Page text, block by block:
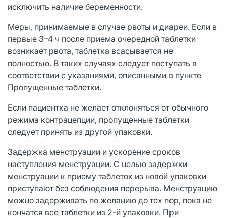
исключить наличие беременности.
Меры, принимаемые в случае рвоты и диареи. Если в
первые 3–4 ч после приема очередной таблетки
возникает рвота, таблетка всасывается не
полностью. В таких случаях следует поступать в
соответствии с указаниями, описанными в пункте
Пропущенные таблетки.
Если пациентка не желает отклоняться от обычного
режима контрацепции, пропущенные таблетки
следует принять из другой упаковки.
Задержка менструации и ускорение сроков
наступления менструации. С целью задержки
менструации к приему таблеток из новой упаковки
приступают без соблюдения перерыва. Менструацию
можно задерживать по желанию до тех пор, пока не
кончатся все таблетки из 2-й упаковки. При